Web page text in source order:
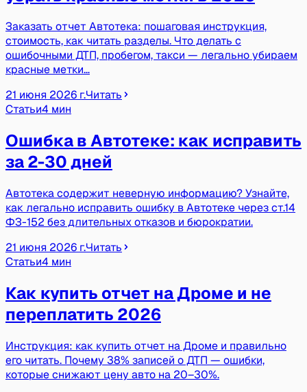
Заказать отчет Автотека: пошаговая инструкция,
стоимость, как читать разделы. Что делать с
ошибочными ДТП, пробегом, такси — легально убираем
красные метки…
21 июня 2026 г.Читать
Статьи4 мин
Ошибка в Автотеке: как исправить
за 2-30 дней
Автотека содержит неверную информацию? Узнайте,
как легально исправить ошибку в Автотеке через ст.14
ФЗ-152 без длительных отказов и бюрократии.
21 июня 2026 г.Читать
Статьи4 мин
Как купить отчет на Дроме и не
переплатить 2026
Инструкция: как купить отчет на Дроме и правильно
его читать. Почему 38% записей о ДТП — ошибки,
которые снижают цену авто на 20–30%.